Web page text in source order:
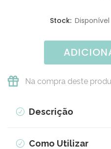
Stock: Disponível
Na compra deste
Descrição
Como Utilizar